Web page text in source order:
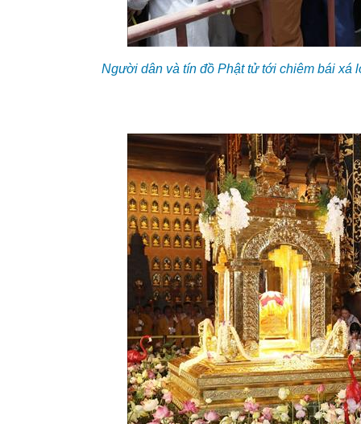
Người dân và tín đồ Phật tử tới chiêm bái